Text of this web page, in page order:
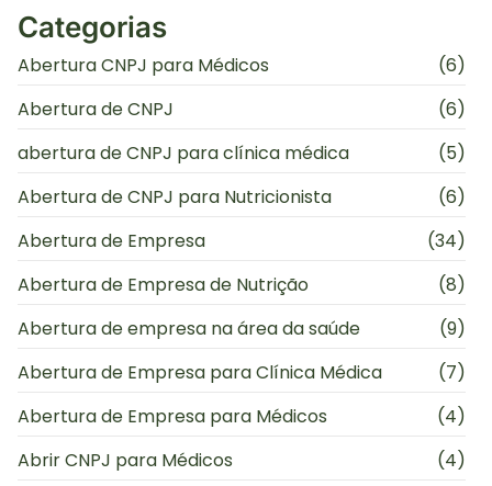
Categorias
Abertura CNPJ para Médicos
(6)
Abertura de CNPJ
(6)
abertura de CNPJ para clínica médica
(5)
Abertura de CNPJ para Nutricionista
(6)
Abertura de Empresa
(34)
Abertura de Empresa de Nutrição
(8)
Abertura de empresa na área da saúde
(9)
Abertura de Empresa para Clínica Médica
(7)
Abertura de Empresa para Médicos
(4)
Abrir CNPJ para Médicos
(4)